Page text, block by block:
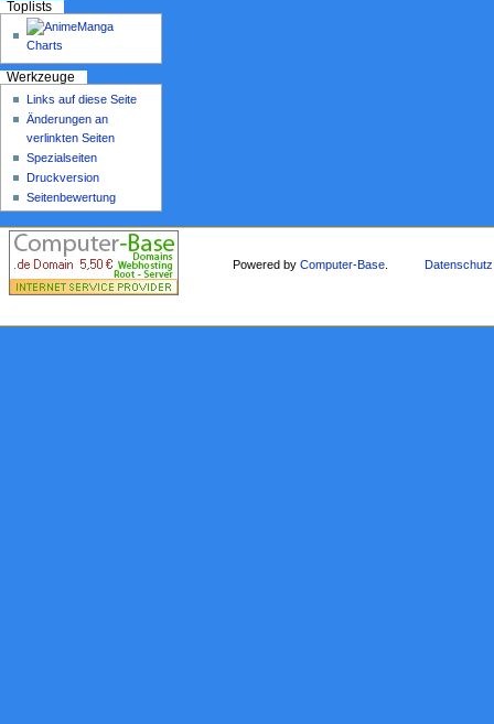
Toplists
Werkzeuge
Links auf diese Seite
Änderungen an
verlinkten Seiten
Spezialseiten
Druckversion
Seitenbewertung
Powered byComputer-Base Datenschutz